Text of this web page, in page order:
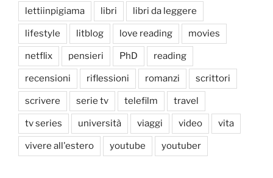
lettiinpigiama libri libri da leggere
lifestyle litblog love reading movies
netflix pensieri PhD reading
recensioni riflessioni romanzi scrittori
scrivere serie tv telefilm travel
tv series università viaggi video vita
vivere all'estero youtube youtuber